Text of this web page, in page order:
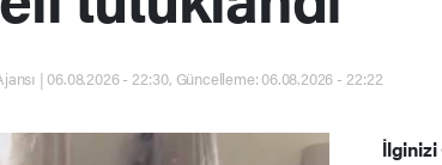
| 06.08.2026 - 22:30, Güncelleme: 06.08.2026 - 22:22